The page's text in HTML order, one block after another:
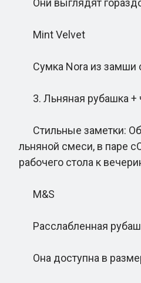
Они выглядят
Mint Velvet
Сумка Nora из замши
3. Льняная рубашка +
Стильные заметки:
льняной смеси, в паре
рабочего стола к
M&S
Расслабленная
Она доступна в